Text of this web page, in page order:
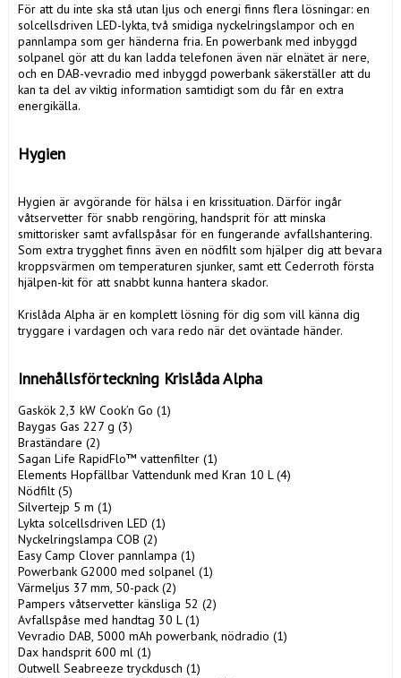
För att du inte ska stå utan ljus och energi finns flera lösningar: en
solcellsdriven LED-lykta, två smidiga nyckelringslampor och en
pannlampa som ger händerna fria. En powerbank med inbyggd
solpanel gör att du kan ladda telefonen även när elnätet är nere,
och en DAB-vevradio med inbyggd powerbank säkerställer att du
kan ta del av viktig information samtidigt som du får en extra
energikälla.
Hygien
Hygien är avgörande för hälsa i en krissituation. Därför ingår
våtservetter för snabb rengöring, handsprit för att minska
smittorisker samt avfallspåsar för en fungerande avfallshantering.
Som extra trygghet finns även en nödfilt som hjälper dig att bevara
kroppsvärmen om temperaturen sjunker, samt ett Cederroth första
hjälpen-kit för att snabbt kunna hantera skador.
Krislåda Alpha är en komplett lösning för dig som vill känna dig
tryggare i vardagen och vara redo när det oväntade händer.
Innehållsförteckning Krislåda Alpha
Gaskök 2,3 kW Cook’n Go (1)
Baygas Gas 227 g (3)
Braständare (2)
Sagan Life RapidFlo™ vattenfilter (1)
Elements Hopfällbar Vattendunk med Kran 10 L (4)
Nödfilt (5)
Silvertejp 5 m (1)
Lykta solcellsdriven LED (1)
Nyckelringslampa COB (2)
Easy Camp Clover pannlampa (1)
Powerbank G2000 med solpanel (1)
Värmeljus 37 mm, 50-pack (2)
Pampers våtservetter känsliga 52 (2)
Avfallspåse med handtag 30 L (1)
Vevradio DAB, 5000 mAh powerbank, nödradio (1)
Dax handsprit 600 ml (1)
Outwell Seabreeze tryckdusch (1)